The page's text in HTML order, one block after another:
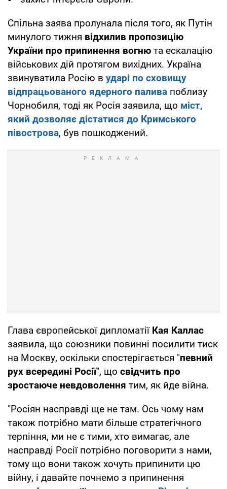
Спільна заява пролунала після того, як Путін
минулого тижня відхилив пропозицію
України про припинення вогню та ескалацію
військових дій протягом вихідних. Україна
звинуватила Росію в ударі по сховищу
відпрацьованого ядерного палива поблизу
Чорнобиля, тоді як Росія заявила, що міст,
який дозволяє дістатися до Кримського
півострова, був пошкоджений.
Глава європейської дипломатії Кая Каллас
заявила, що союзники повинні посилити тиск
на Москву, оскільки спостерігається "певний
рух всередині Росії", що свідчить про
зростаюче невдоволення тим, як йде війна.
"Росіян насправді ще не там. Ось чому нам
також потрібно мати більше стратегічного
терпіння, ми не є тими, хто вимагає, але
насправді Росії потрібно поговорити з нами,
тому що вони також хочуть припинити цю
війну, і давайте почнемо з припинення